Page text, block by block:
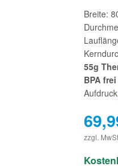
Breite:
55g
BPA frei
zzgl.